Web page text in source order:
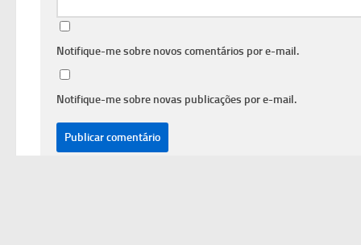
Notifique-me sobre novos comentários por e-mail.
Notifique-me sobre novas publicações por e-mail.